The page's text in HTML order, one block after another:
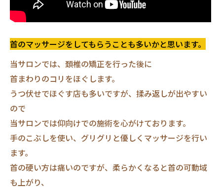
首のマッサージをしてもらうことも多いかと思います。
当サロンでは、頚椎の矯正を行った後に
首まわりのコリをほぐします。
うつ伏せでほぐす店も多いですが、揉み返しが出やすい
ので
当サロンでは仰向けでの施術を心がけております。
手のこぶしを使い、グリグリと優しくマッサージを行い
ます。
首の硬い方は痛いのですが、柔らかくなると首の可動域
も上がり、